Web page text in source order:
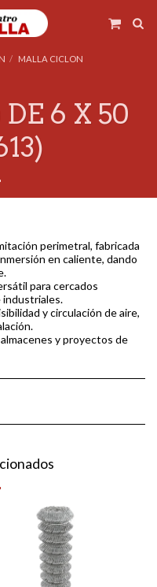
MALLA CICLON
6 X 50
perimetral, fabricada
en caliente, dando
para cercados
industriales.
y circulación de aire,
y proyectos de